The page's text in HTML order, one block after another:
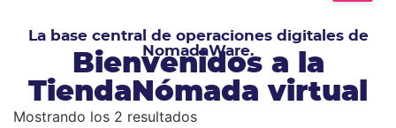
La base central de operaciones digitales de
NomadaWare.
Bienvenidos a la
TiendaNómada virtual
Mostrando los 2 resultados